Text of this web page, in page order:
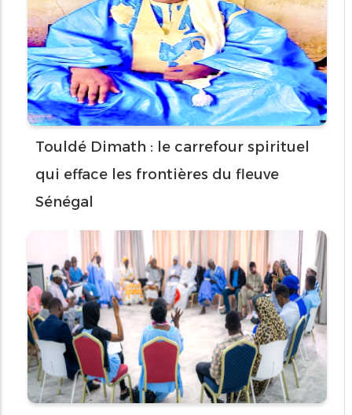
Touldé Dimath : le carrefour spirituel
qui efface les frontières du fleuve
Sénégal